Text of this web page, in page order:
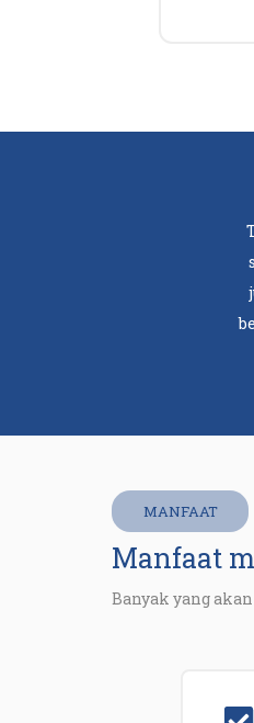
MANFAAT
Manfaat
Banyak yang